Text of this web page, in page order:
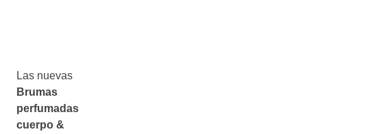
Las nuevas
Brumas
perfumadas
cuerpo &